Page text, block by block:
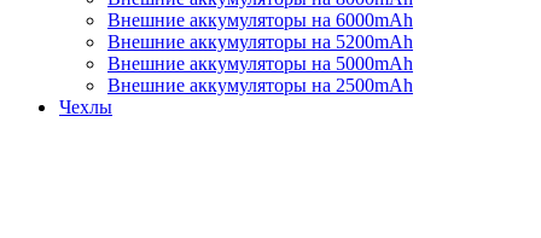
Внешние аккумуляторы на 6000mAh
Внешние аккумуляторы на 5200mAh
Внешние аккумуляторы на 5000mAh
Внешние аккумуляторы на 2500mAh
Чехлы